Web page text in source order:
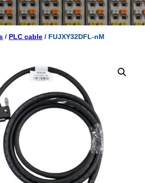
/ PLC cable / FUJXY32DFL-nM